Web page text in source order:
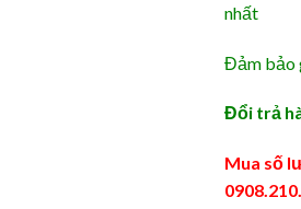
nhất
Đảm bảo
Đổi trả
Mua số